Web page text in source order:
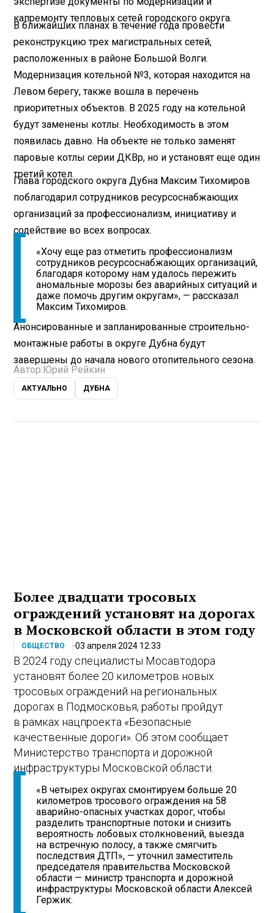
капремонту тепловых сетей городского округа.
В ближайших планах в течение года провести
реконструкцию трех магистральных сетей,
расположенных в районе Большой Волги.
Модернизация котельной №3, которая находится на
Левом берегу, также вошла в перечень
приоритетных объектов. В 2025 году на котельной
будут заменены котлы. Необходимость в этом
появилась давно. На объекте не только заменят
паровые котлы серии ДКВр, но и установят еще один
третий котел.
Глава городского округа Дубна Максим Тихомиров
поблагодарил сотрудников ресурсоснабжающих
организаций за профессионализм, инициативу и
содействие во всех вопросах.
«Хочу еще раз отметить профессионализм
сотрудников ресурсоснабжающих организаций,
благодаря которому нам удалось пережить
аномальные морозы без аварийных ситуаций и
даже помочь другим округам», — рассказал
Максим Тихомиров.
Анонсированные и запланированные строительно-
монтажные работы в округе Дубна будут
завершены до начала нового отопительного сезона.
Автор: Юрий Рейкин
АКТУАЛЬНО ДУБНА
Более двадцати тросовых
ограждений установят на дорогах
в Московской области в этом году
ОБЩЕСТВО 03 апреля 2024 12:33
В 2024 году специалисты Мосавтодора
установят более 20 километров новых
тросовых ограждений на региональных
дорогах в Подмосковья, работы пройдут
в рамках нацпроекта «Безопасные
качественные дороги». Об этом сообщает
Министерство транспорта и дорожной
инфраструктуры Московской области.
«В четырех округах смонтируем больше 20
километров тросового ограждения на 58
аварийно-опасных участках дорог, чтобы
разделить транспортные потоки и снизить
вероятность лобовых столкновений, выезда
на встречную полосу, а также смягчить
последствия ДТП», — уточнил заместитель
председателя правительства Московской
области — министр транспорта и дорожной
инфраструктуры Московской области Алексей
Гержик.